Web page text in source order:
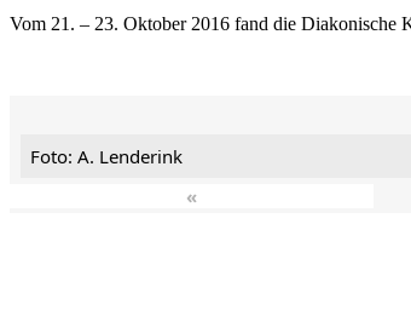
Vom 21. – 23. Oktober 2016 fand die Diakonische
Foto: A. Lenderink
«